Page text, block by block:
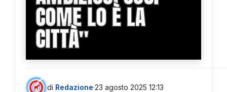
COME LO È LA
CITTÀ''
di Redazione·23 agosto 2025 12:13